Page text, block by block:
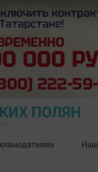
ПОЛЯН